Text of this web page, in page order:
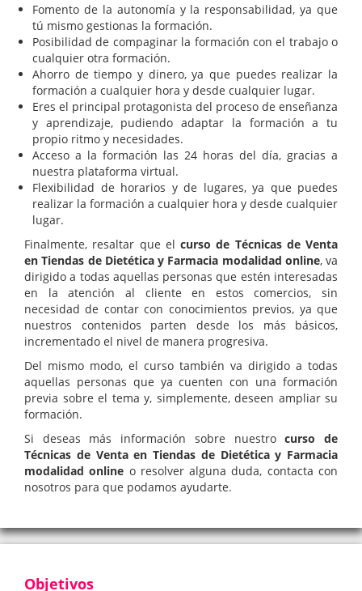
Fomento de la autonomía y la responsabilidad, ya que
tú mismo gestionas la formación.
Posibilidad de compaginar la formación con el trabajo o
cualquier otra formación.
Ahorro de tiempo y dinero, ya que puedes realizar la
formación a cualquier hora y desde cualquier lugar.
Eres el principal protagonista del proceso de enseñanza
y aprendizaje, pudiendo adaptar la formación a tu
propio ritmo y necesidades.
Acceso a la formación las 24 horas del día, gracias a
nuestra plataforma virtual.
Flexibilidad de horarios y de lugares, ya que puedes
realizar la formación a cualquier hora y desde cualquier
lugar.
Finalmente, resaltar que el curso de Técnicas de Venta
en Tiendas de Dietética y Farmacia modalidad online, va
dirigido a todas aquellas personas que estén interesadas
en la atención al cliente en estos comercios, sin
necesidad de contar con conocimientos previos, ya que
nuestros contenidos parten desde los más básicos,
incrementado el nivel de manera progresiva.
Del mismo modo, el curso también va dirigido a todas
aquellas personas que ya cuenten con una formación
previa sobre el tema y, simplemente, deseen ampliar su
formación.
Si deseas más información sobre nuestrocurso de
Técnicas de Venta en Tiendas de Dietética y Farmacia
modalidad online o resolver alguna duda, contacta con
nosotros para que podamos ayudarte.
Objetivos